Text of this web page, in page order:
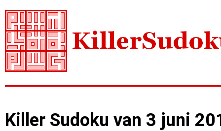
Killer Sudoku van 3 juni